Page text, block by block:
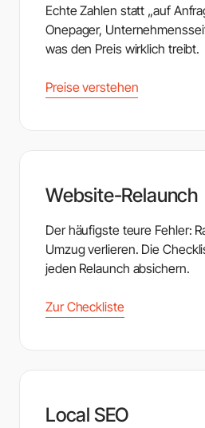
Echte Zahlen statt „auf
Onepager,
was den Preis wirklich treibt.
Preise verstehen
Website-Relaunch
Der häufigste teure Fehler:
Umzug verlieren. Die
jeden Relaunch absichern.
Zur Checkliste
Local SEO